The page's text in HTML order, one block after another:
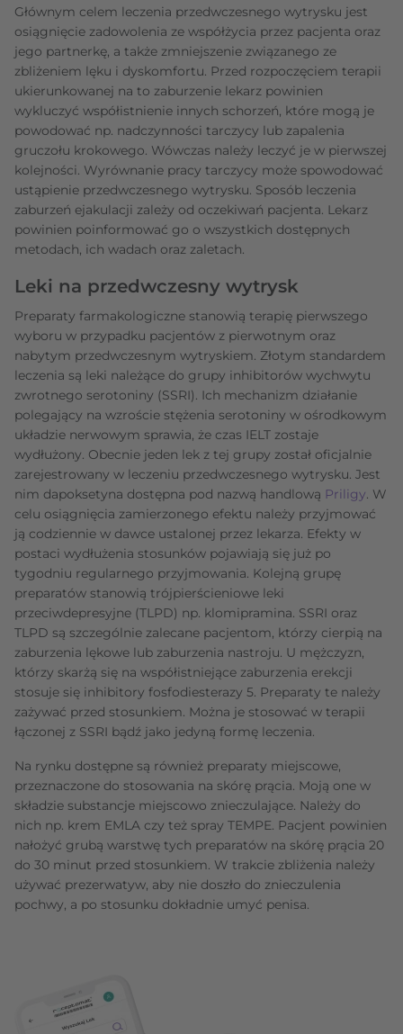
Głównym celem leczenia przedwczesnego wytrysku jest
osiągnięcie zadowolenia ze współżycia przez pacjenta oraz
jego partnerkę, a także zmniejszenie związanego ze
zbliżeniem lęku i dyskomfortu. Przed rozpoczęciem terapii
ukierunkowanej na to zaburzenie lekarz powinien
wykluczyć współistnienie innych schorzeń, które mogą je
powodować np. nadczynności tarczycy lub zapalenia
gruczołu krokowego. Wówczas należy leczyć je w pierwszej
kolejności. Wyrównanie pracy tarczycy może spowodować
ustąpienie przedwczesnego wytrysku. Sposób leczenia
zaburzeń ejakulacji zależy od oczekiwań pacjenta. Lekarz
powinien poinformować go o wszystkich dostępnych
metodach, ich wadach oraz zaletach.
Leki na przedwczesny wytrysk
Preparaty farmakologiczne stanowią terapię pierwszego
wyboru w przypadku pacjentów z pierwotnym oraz
nabytym przedwczesnym wytryskiem. Złotym standardem
leczenia są leki należące do grupy inhibitorów wychwytu
zwrotnego serotoniny (SSRI). Ich mechanizm działanie
polegający na wzroście stężenia serotoniny w ośrodkowym
układzie nerwowym sprawia, że czas IELT zostaje
wydłużony. Obecnie jeden lek z tej grupy został oficjalnie
zarejestrowany w leczeniu przedwczesnego wytrysku. Jest
nim dapoksetyna dostępna pod nazwą handlową Priligy. W
celu osiągnięcia zamierzonego efektu należy przyjmować
ją codziennie w dawce ustalonej przez lekarza. Efekty w
postaci wydłużenia stosunków pojawiają się już po
tygodniu regularnego przyjmowania. Kolejną grupę
preparatów stanowią trójpierścieniowe leki
przeciwdepresyjne (TLPD) np. klomipramina. SSRI oraz
TLPD są szczególnie zalecane pacjentom, którzy cierpią na
zaburzenia lękowe lub zaburzenia nastroju. U mężczyzn,
którzy skarżą się na współistniejące zaburzenia erekcji
stosuje się inhibitory fosfodiesterazy 5. Preparaty te należy
zażywać przed stosunkiem. Można je stosować w terapii
łączonej z SSRI bądź jako jedyną formę leczenia.
Na rynku dostępne są również preparaty miejscowe,
przeznaczone do stosowania na skórę prącia. Moją one w
składzie substancje miejscowo znieczulające. Należy do
nich np. krem EMLA czy też spray TEMPE. Pacjent powinien
nałożyć grubą warstwę tych preparatów na skórę prącia 20
do 30 minut przed stosunkiem. W trakcie zbliżenia należy
używać prezerwatyw, aby nie doszło do znieczulenia
pochwy, a po stosunku dokładnie umyć penisa.